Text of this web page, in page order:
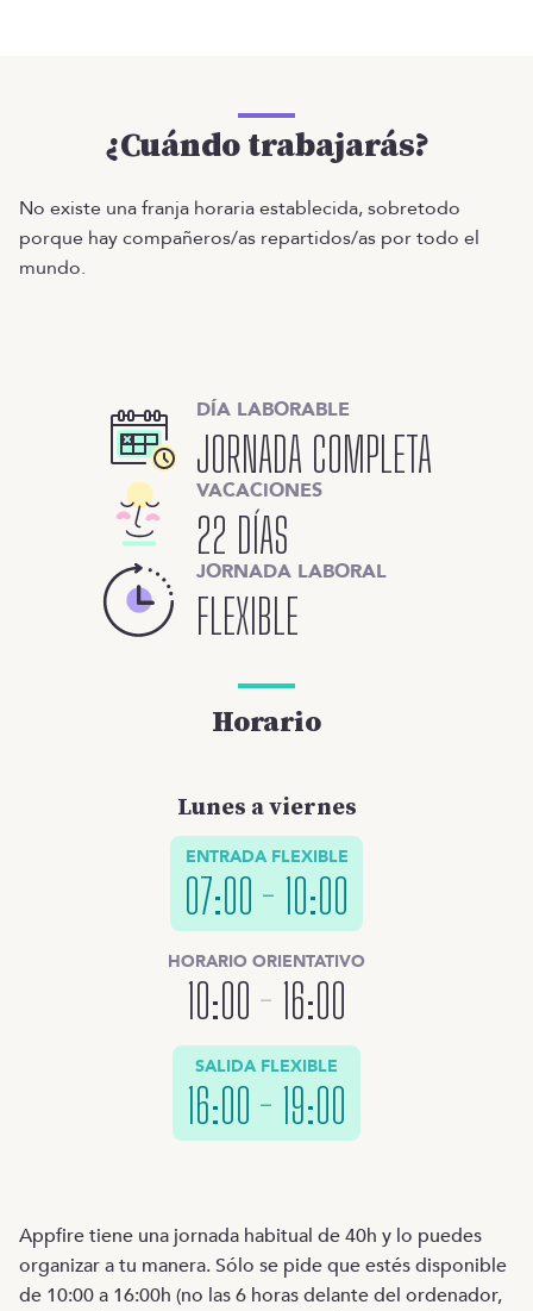
¿Cuándo trabajarás?
No existe una franja horaria establecida, sobretodo
porque hay compañeros/as repartidos/as por todo el
mundo.
DÍA LABORABLE
JORNADA COMPLETA
VACACIONES
22 DÍAS
JORNADA LABORAL
FLEXIBLE
Horario
Lunes a viernes
ENTRADA FLEXIBLE
07:00 - 10:00
HORARIO ORIENTATIVO
10:00 - 16:00
SALIDA FLEXIBLE
16:00 - 19:00
Appfire tiene una jornada habitual de 40h y lo puedes
organizar a tu manera. Sólo se pide que estés disponible
de 10:00 a 16:00h (no las 6 horas delante del ordenador,